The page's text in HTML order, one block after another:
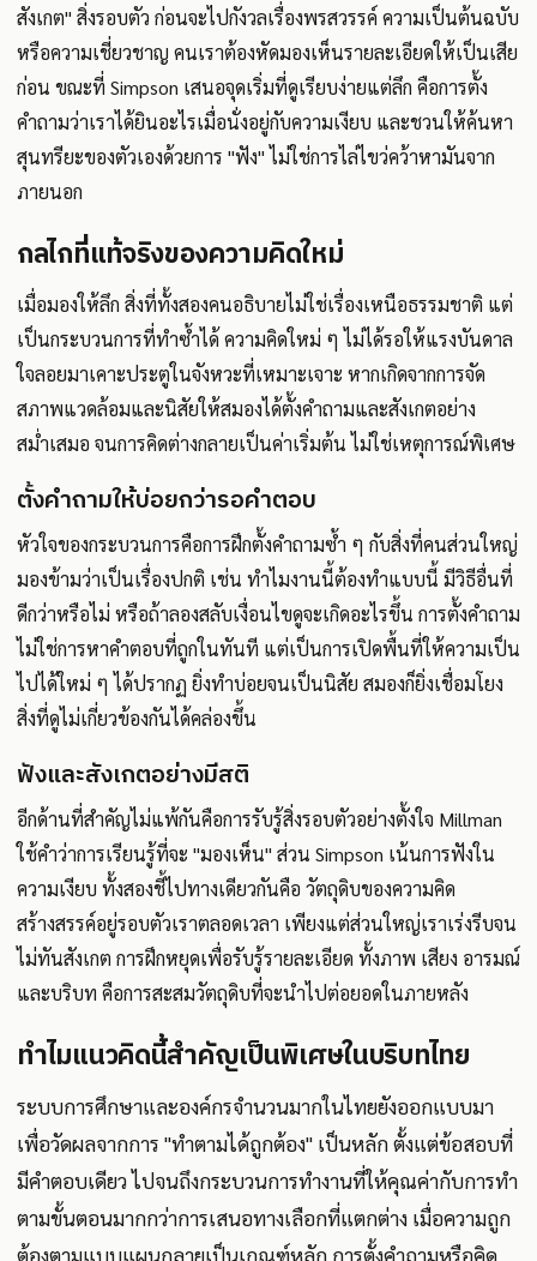
สังเกต" สิ่งรอบตัว ก่อนจะไปกังวลเรื่องพรสวรรค์ ความเป็นต้นฉบับ
หรือความเชี่ยวชาญ คนเราต้องหัดมองเห็นรายละเอียดให้เป็นเสีย
ก่อน ขณะที่ Simpson เสนอจุดเริ่มที่ดูเรียบง่ายแต่ลึก คือการตั้ง
คำถามว่าเราได้ยินอะไรเมื่อนั่งอยู่กับความเงียบ และชวนให้ค้นหา
สุนทรียะของตัวเองด้วยการ "ฟัง" ไม่ใช่การไล่ไขว่คว้าหามันจาก
ภายนอก
กลไกที่แท้จริงของความคิดใหม่
เมื่อมองให้ลึก สิ่งที่ทั้งสองคนอธิบายไม่ใช่เรื่องเหนือธรรมชาติ แต่
เป็นกระบวนการที่ทำซ้ำได้ ความคิดใหม่ ๆ ไม่ได้รอให้แรงบันดาล
ใจลอยมาเคาะประตูในจังหวะที่เหมาะเจาะ หากเกิดจากการจัด
สภาพแวดล้อมและนิสัยให้สมองได้ตั้งคำถามและสังเกตอย่าง
สม่ำเสมอ จนการคิดต่างกลายเป็นค่าเริ่มต้น ไม่ใช่เหตุการณ์พิเศษ
ตั้งคำถามให้บ่อยกว่ารอคำตอบ
หัวใจของกระบวนการคือการฝึกตั้งคำถามซ้ำ ๆ กับสิ่งที่คนส่วนใหญ่
มองข้ามว่าเป็นเรื่องปกติ เช่น ทำไมงานนี้ต้องทำแบบนี้ มีวิธีอื่นที่
ดีกว่าหรือไม่ หรือถ้าลองสลับเงื่อนไขดูจะเกิดอะไรขึ้น การตั้งคำถาม
ไม่ใช่การหาคำตอบที่ถูกในทันที แต่เป็นการเปิดพื้นที่ให้ความเป็น
ไปได้ใหม่ ๆ ได้ปรากฏ ยิ่งทำบ่อยจนเป็นนิสัย สมองก็ยิ่งเชื่อมโยง
สิ่งที่ดูไม่เกี่ยวข้องกันได้คล่องขึ้น
ฟังและสังเกตอย่างมีสติ
อีกด้านที่สำคัญไม่แพ้กันคือการรับรู้สิ่งรอบตัวอย่างตั้งใจ Millman
ใช้คำว่าการเรียนรู้ที่จะ "มองเห็น" ส่วน Simpson เน้นการฟังใน
ความเงียบ ทั้งสองชี้ไปทางเดียวกันคือ วัตถุดิบของความคิด
สร้างสรรค์อยู่รอบตัวเราตลอดเวลา เพียงแต่ส่วนใหญ่เราเร่งรีบจน
ไม่ทันสังเกต การฝึกหยุดเพื่อรับรู้รายละเอียด ทั้งภาพ เสียง อารมณ์
และบริบท คือการสะสมวัตถุดิบที่จะนำไปต่อยอดในภายหลัง
ทำไมแนวคิดนี้สำคัญเป็นพิเศษในบริบทไทย
ระบบการศึกษาและองค์กรจำนวนมากในไทยยังออกแบบมา
เพื่อวัดผลจากการ "ทำตามได้ถูกต้อง" เป็นหลัก ตั้งแต่ข้อสอบที่
มีคำตอบเดียว ไปจนถึงกระบวนการทำงานที่ให้คุณค่ากับการทำ
ตามขั้นตอนมากกว่าการเสนอทางเลือกที่แตกต่าง เมื่อความถูก
ต้องตามแบบแผนกลายเป็นเกณฑ์หลัก การตั้งคำถามหรือคิด